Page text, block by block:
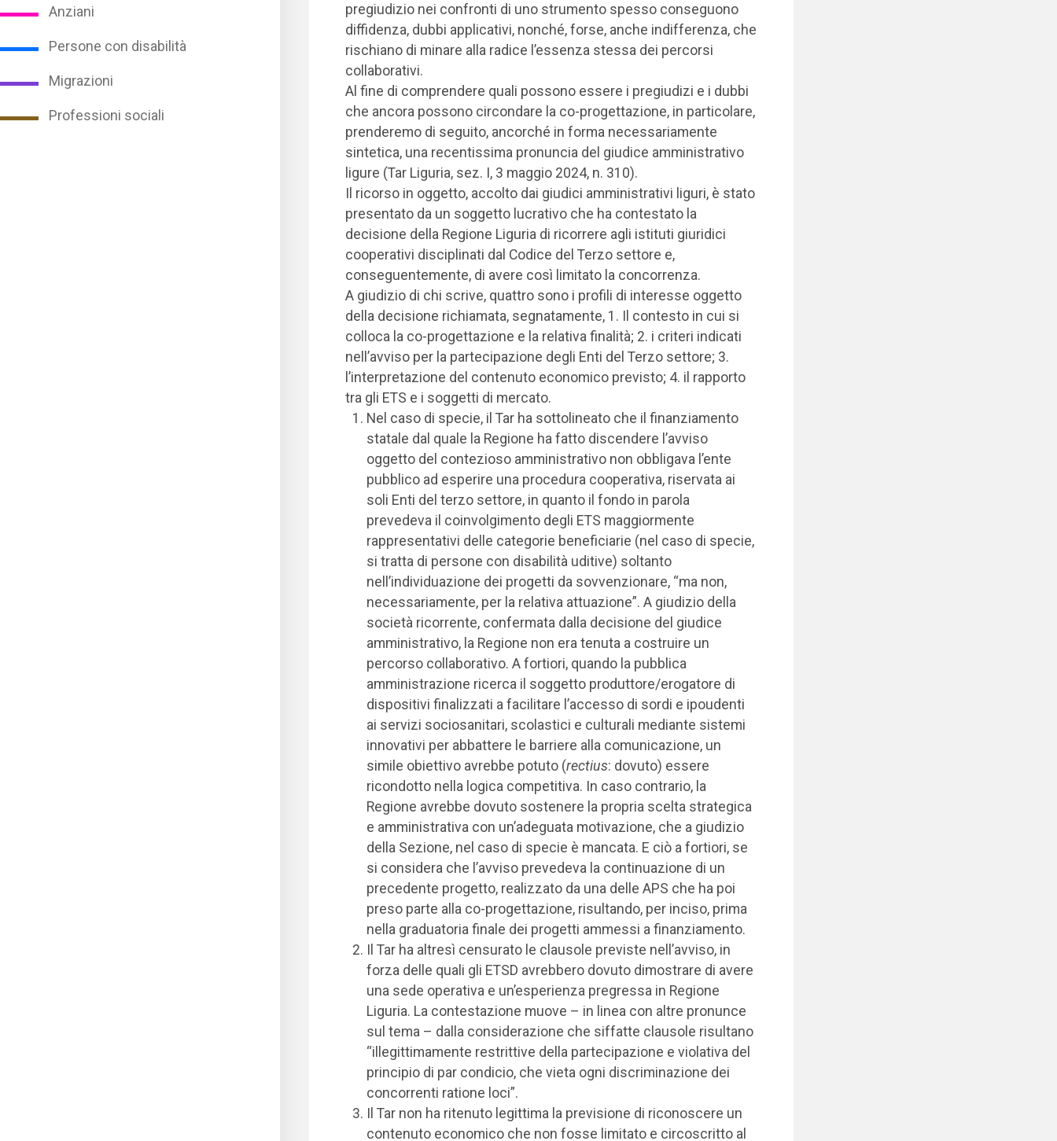
Anziani
Persone con disabilità
Migrazioni
Professioni sociali
pregiudizio nei confronti di uno strumento spesso conseguono
diffidenza, dubbi applicativi, nonché, forse, anche indifferenza, che
rischiano di minare alla radice l’essenza stessa dei percorsi
collaborativi.
Al fine di comprendere quali possono essere i pregiudizi e i dubbi
che ancora possono circondare la co-progettazione, in particolare,
prenderemo di seguito, ancorché in forma necessariamente
sintetica, una recentissima pronuncia del giudice amministrativo
ligure (Tar Liguria, sez. I, 3 maggio 2024, n. 310).
Il ricorso in oggetto, accolto dai giudici amministrativi liguri, è stato
presentato da un soggetto lucrativo che ha contestato la
decisione della Regione Liguria di ricorrere agli istituti giuridici
cooperativi disciplinati dal Codice del Terzo settore e,
conseguentemente, di avere così limitato la concorrenza.
A giudizio di chi scrive, quattro sono i profili di interesse oggetto
della decisione richiamata, segnatamente, 1. Il contesto in cui si
colloca la co-progettazione e la relativa finalità; 2. i criteri indicati
nell’avviso per la partecipazione degli Enti del Terzo settore; 3.
l’interpretazione del contenuto economico previsto; 4. il rapporto
tra gli ETS e i soggetti di mercato.
Nel caso di specie, il Tar ha sottolineato che il finanziamento
statale dal quale la Regione ha fatto discendere l’avviso
oggetto del contezioso amministrativo non obbligava l’ente
pubblico ad esperire una procedura cooperativa, riservata ai
soli Enti del terzo settore, in quanto il fondo in parola
prevedeva il coinvolgimento degli ETS maggiormente
rappresentativi delle categorie beneficiarie (nel caso di specie,
si tratta di persone con disabilità uditive) soltanto
nell’individuazione dei progetti da sovvenzionare, “ma non,
necessariamente, per la relativa attuazione”. A giudizio della
società ricorrente, confermata dalla decisione del giudice
amministrativo, la Regione non era tenuta a costruire un
percorso collaborativo. A fortiori, quando la pubblica
amministrazione ricerca il soggetto produttore/erogatore di
dispositivi finalizzati a facilitare l’accesso di sordi e ipoudenti
ai servizi sociosanitari, scolastici e culturali mediante sistemi
innovativi per abbattere le barriere alla comunicazione, un
simile obiettivo avrebbe potuto (rectius: dovuto) essere
ricondotto nella logica competitiva. In caso contrario, la
Regione avrebbe dovuto sostenere la propria scelta strategica
e amministrativa con un’adeguata motivazione, che a giudizio
della Sezione, nel caso di specie è mancata. E ciò a fortiori, se
si considera che l’avviso prevedeva la continuazione di un
precedente progetto, realizzato da una delle APS che ha poi
preso parte alla co-progettazione, risultando, per inciso, prima
nella graduatoria finale dei progetti ammessi a finanziamento.
Il Tar ha altresì censurato le clausole previste nell’avviso, in
forza delle quali gli ETSD avrebbero dovuto dimostrare di avere
una sede operativa e un’esperienza pregressa in Regione
Liguria. La contestazione muove – in linea con altre pronunce
sul tema – dalla considerazione che siffatte clausole risultano
“illegittimamente restrittive della partecipazione e violativa del
principio di par condicio, che vieta ogni discriminazione dei
concorrenti ratione loci”.
Il Tar non ha ritenuto legittima la previsione di riconoscere un
contenuto economico che non fosse limitato e circoscritto al